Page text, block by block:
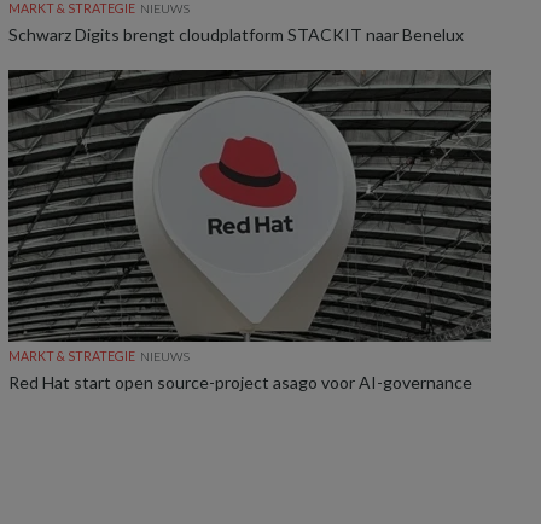
MARKT & STRATEGIE NIEUWS
Schwarz Digits brengt cloudplatform STACKIT naar Benelux
MARKT & STRATEGIE NIEUWS
Red Hat start open source-project asago voor AI-governance